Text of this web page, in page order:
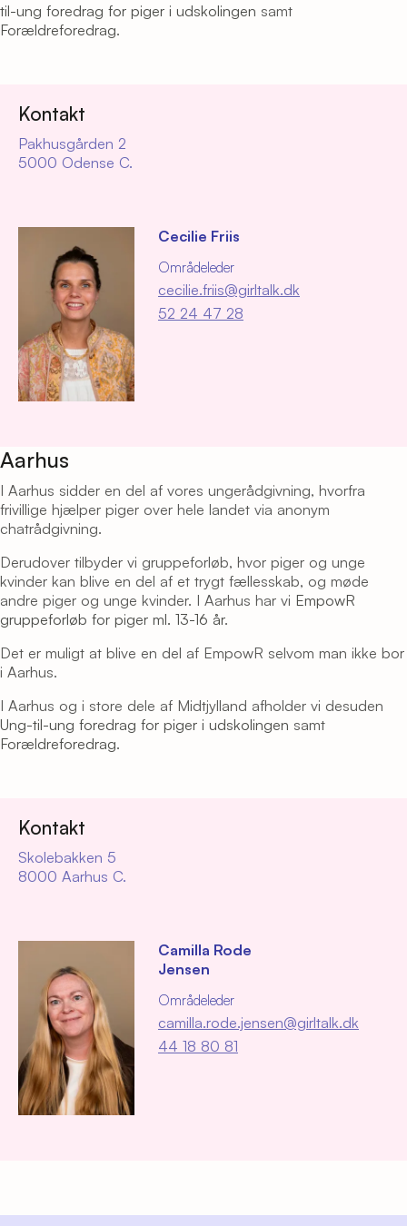
Kontakt
Pakhusgården 2
5000 Odense C.
Cecilie Friis
Områdeleder
cecilie.friis@girltalk.dk
52 24 47 28
til-ung foredrag for piger i udskolingen samt
Forældreforedrag.
Kontakt
Skolebakken 5
8000 Aarhus C.
Camilla Rode
Jensen
Områdeleder
camilla.rode.jensen@girltalk.dk
44 18 80 81
Aarhus
I Aarhus sidder en del af vores ungerådgivning, hvorfra
frivillige hjælper piger over hele landet via anonym
chatrådgivning.
Derudover tilbyder vi gruppeforløb, hvor piger og unge
kvinder kan blive en del af et trygt fællesskab, og møde
andre piger og unge kvinder. I Aarhus har vi EmpowR
gruppeforløb for piger ml. 13-16 år.
Det er muligt at blive en del af EmpowR selvom man ikke bor
i Aarhus.
I Aarhus og i store dele af Midtjylland afholder vi desuden
Ung-til-ung foredrag for piger i udskolingen samt
Forældreforedrag.